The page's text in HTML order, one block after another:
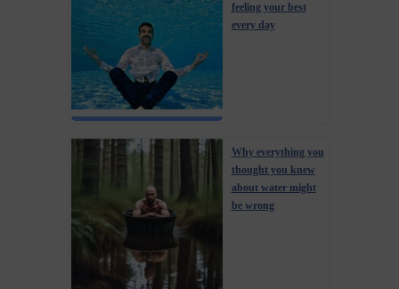
feeling your best
every day
Why everything you
thought you knew
about water might
be wrong